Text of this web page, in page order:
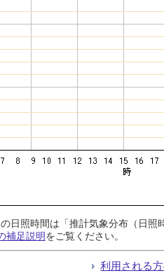
日照時間は「推計気象分布（日
補足説明をご覧ください。
利用される